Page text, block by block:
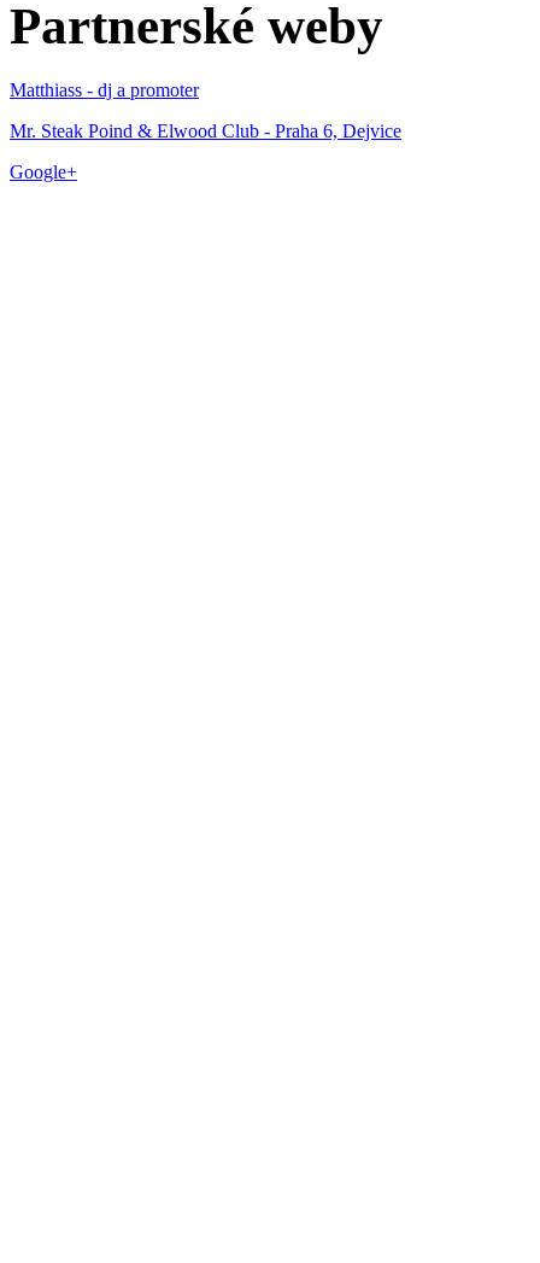
Partnerské weby
Matthiass - dj a promoter
Mr. Steak Poind & Elwood Club - Praha 6, Dejvice
Google+